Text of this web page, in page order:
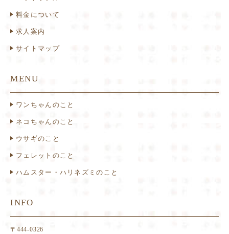
料金について
求人案内
サイトマップ
MENU
ワンちゃんのこと
ネコちゃんのこと
ウサギのこと
フェレットのこと
ハムスター・ハリネズミのこと
INFO
〒444-0326